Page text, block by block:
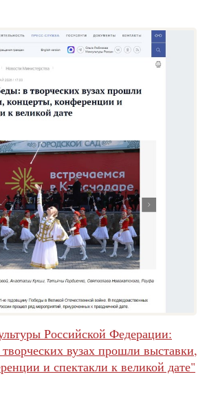
Российской Федерации:
вузах прошли выставки,
и спектакли к великой дате"